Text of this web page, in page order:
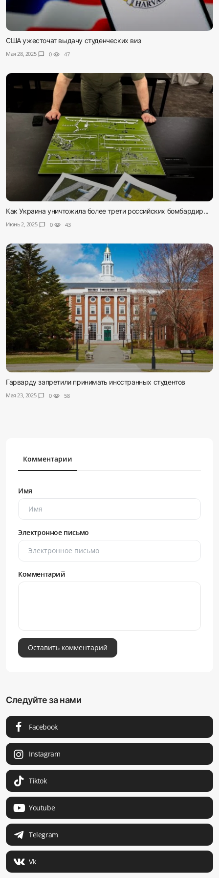
США ужесточат выдачу студенческих виз
Мая 28, 2025 chat_bubble 0 visibility 47
Как Украина уничтожила более трети российских бомбардир...
Июнь 2, 2025 chat_bubble 0 visibility 43
Гарварду запретили принимать иностранных студентов
Мая 23, 2025 chat_bubble 0 visibility 58
Комментарии
Имя
Электронное письмо
Комментарий
Оставить комментарий
Следуйте за нами
Facebook
Instagram
Tiktok
Youtube
Telegram
Vk